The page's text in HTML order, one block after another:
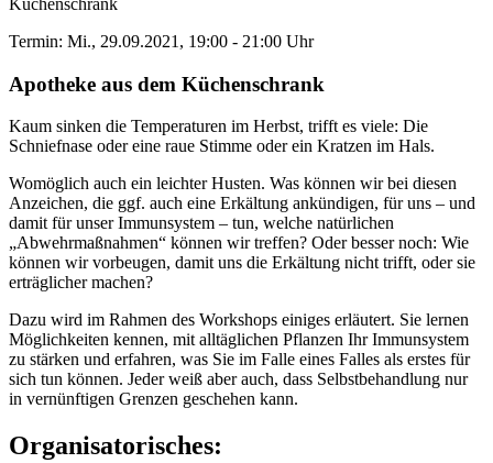
Küchenschrank
Termin: Mi., 29.09.2021, 19:00 - 21:00 Uhr
Apotheke aus dem Küchenschrank
Kaum sinken die Temperaturen im Herbst, trifft es viele: Die
Schniefnase oder eine raue Stimme oder ein Kratzen im Hals.
Womöglich auch ein leichter Husten. Was können wir bei diesen
Anzeichen, die ggf. auch eine Erkältung ankündigen, für uns – und
damit für unser Immunsystem – tun, welche natürlichen
„Abwehrmaßnahmen“ können wir treffen? Oder besser noch: Wie
können wir vorbeugen, damit uns die Erkältung nicht trifft, oder sie
erträglicher machen?
Dazu wird im Rahmen des Workshops einiges erläutert. Sie lernen
Möglichkeiten kennen, mit alltäglichen Pflanzen Ihr Immunsystem
zu stärken und erfahren, was Sie im Falle eines Falles als erstes für
sich tun können. Jeder weiß aber auch, dass Selbstbehandlung nur
in vernünftigen Grenzen geschehen kann.
Organisatorisches: